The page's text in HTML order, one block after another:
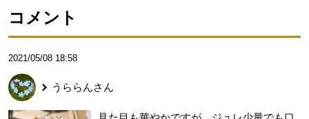
コメント
2021/05/08 18:58
うららんさん